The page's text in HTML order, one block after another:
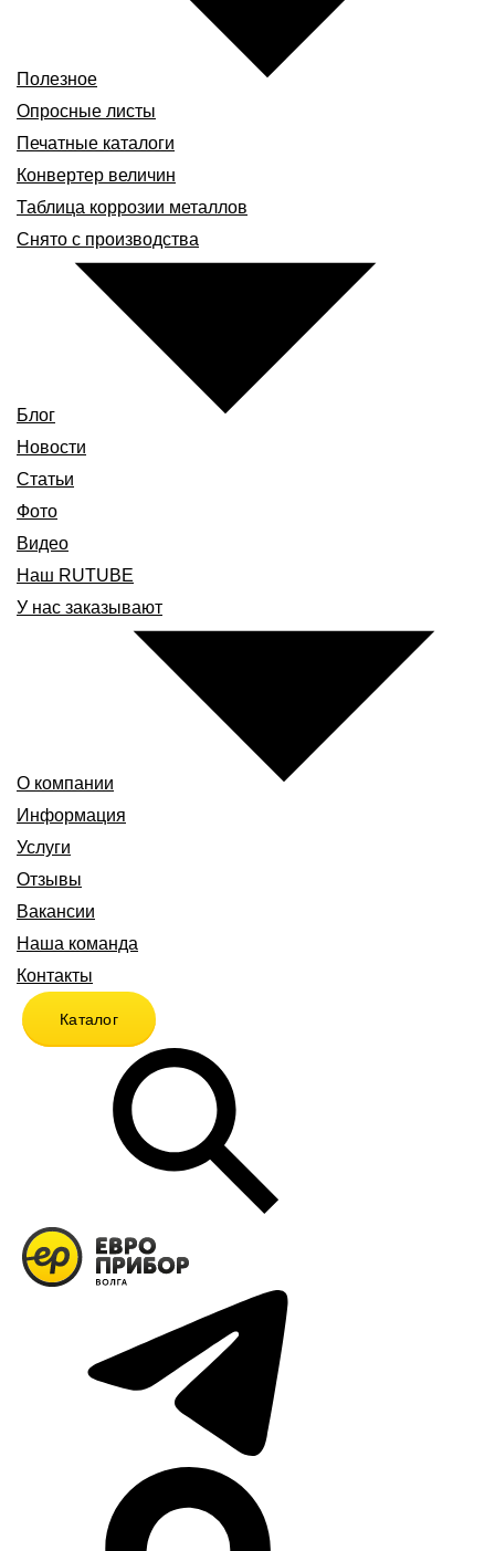
Полезное
Опросные листы
Печатные каталоги
Конвертер величин
Таблица коррозии металлов
Снято с производства
Блог
Новости
Статьи
Фото
Видео
Наш RUTUBE
У нас заказывают
О компании
Информация
Услуги
Отзывы
Вакансии
Наша команда
Контакты
Каталог